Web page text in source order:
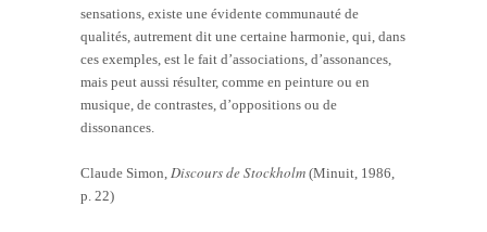
sensations, existe une évidente communauté de
qualités, autrement dit une certaine harmonie, qui, dans
ces exemples, est le fait d’associations, d’assonances,
mais peut aussi résulter, comme en peinture ou en
musique, de contrastes, d’oppositions ou de
dissonances.
Claude Simon, Discours de Stockholm (Minuit, 1986,
p. 22)